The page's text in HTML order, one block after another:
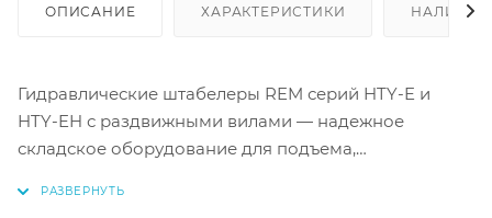
ОПИСАНИЕ ХАРАКТЕРИСТИКИ
Гидравлические штабелеры REM серий HTY-E и
HTY-EH с раздвижными вилами — надежное
складское оборудование для подъема,